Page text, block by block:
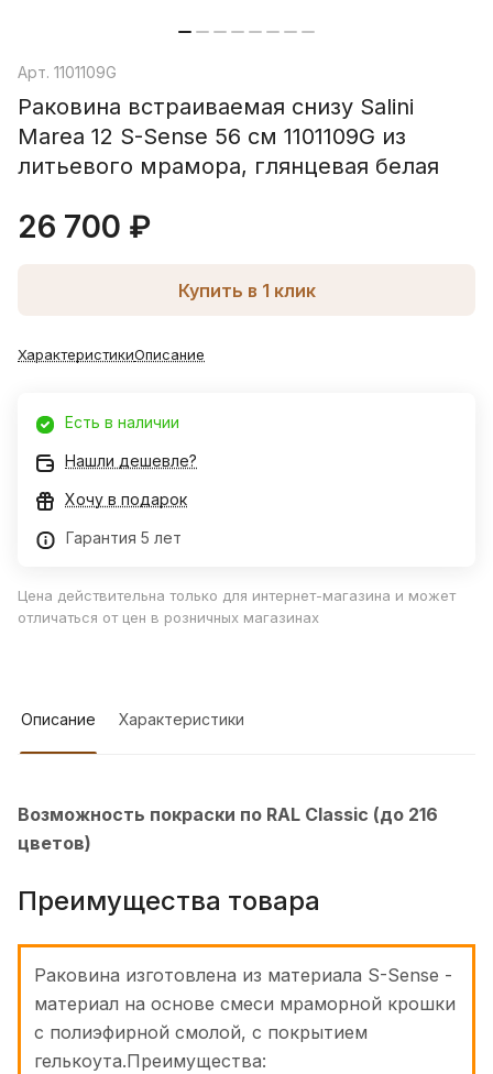
Арт. 1101109G
Раковина встраиваемая снизу Salini
Marea 12 S-Sense 56 см 1101109G из
литьевого мрамора, глянцевая белая
26 700 ₽
Купить в 1 клик
ХарактеристикиОписание
Есть в наличии
Нашли дешевле?
Хочу в подарок
Гарантия 5 лет
Цена действительна только для интернет-магазина и может
отличаться от цен в розничных магазинах
Описание Характеристики
Возможность покраски по RAL Classic (до 216
цветов)
Преимущества товара
Раковина изготовлена из материала S-Sense -
материал на основе смеси мраморной крошки
с полиэфирной смолой, с покрытием
гелькоута.Преимущества: